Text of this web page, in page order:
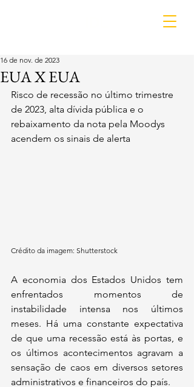
EUA X EUA
16 de nov. de 2023
Risco de recessão no último trimestre
de 2023, alta dívida pública e o
rebaixamento da nota pela Moodys
acendem os sinais de alerta
Crédito da imagem: Shutterstock
A economia dos Estados Unidos tem
enfrentados momentos de
instabilidade intensa nos últimos
meses. Há uma constante expectativa
de que uma recessão está às portas, e
os últimos acontecimentos agravam a
sensação de caos em diversos setores
administrativos e financeiros do país.